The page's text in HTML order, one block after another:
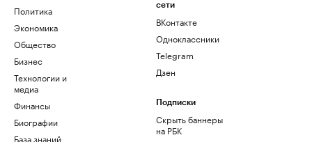
Политика
Экономика
Общество
Бизнес
Технологии и
медиа
Финансы
Биографии
База знаний
сети
ВКонтакте
Одноклассники
Telegram
Дзен
Подписки
Скрыть баннеры
на РБК